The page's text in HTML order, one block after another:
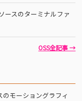
ースのターミナルファ
OSS全記事 →
モーショングラフィ